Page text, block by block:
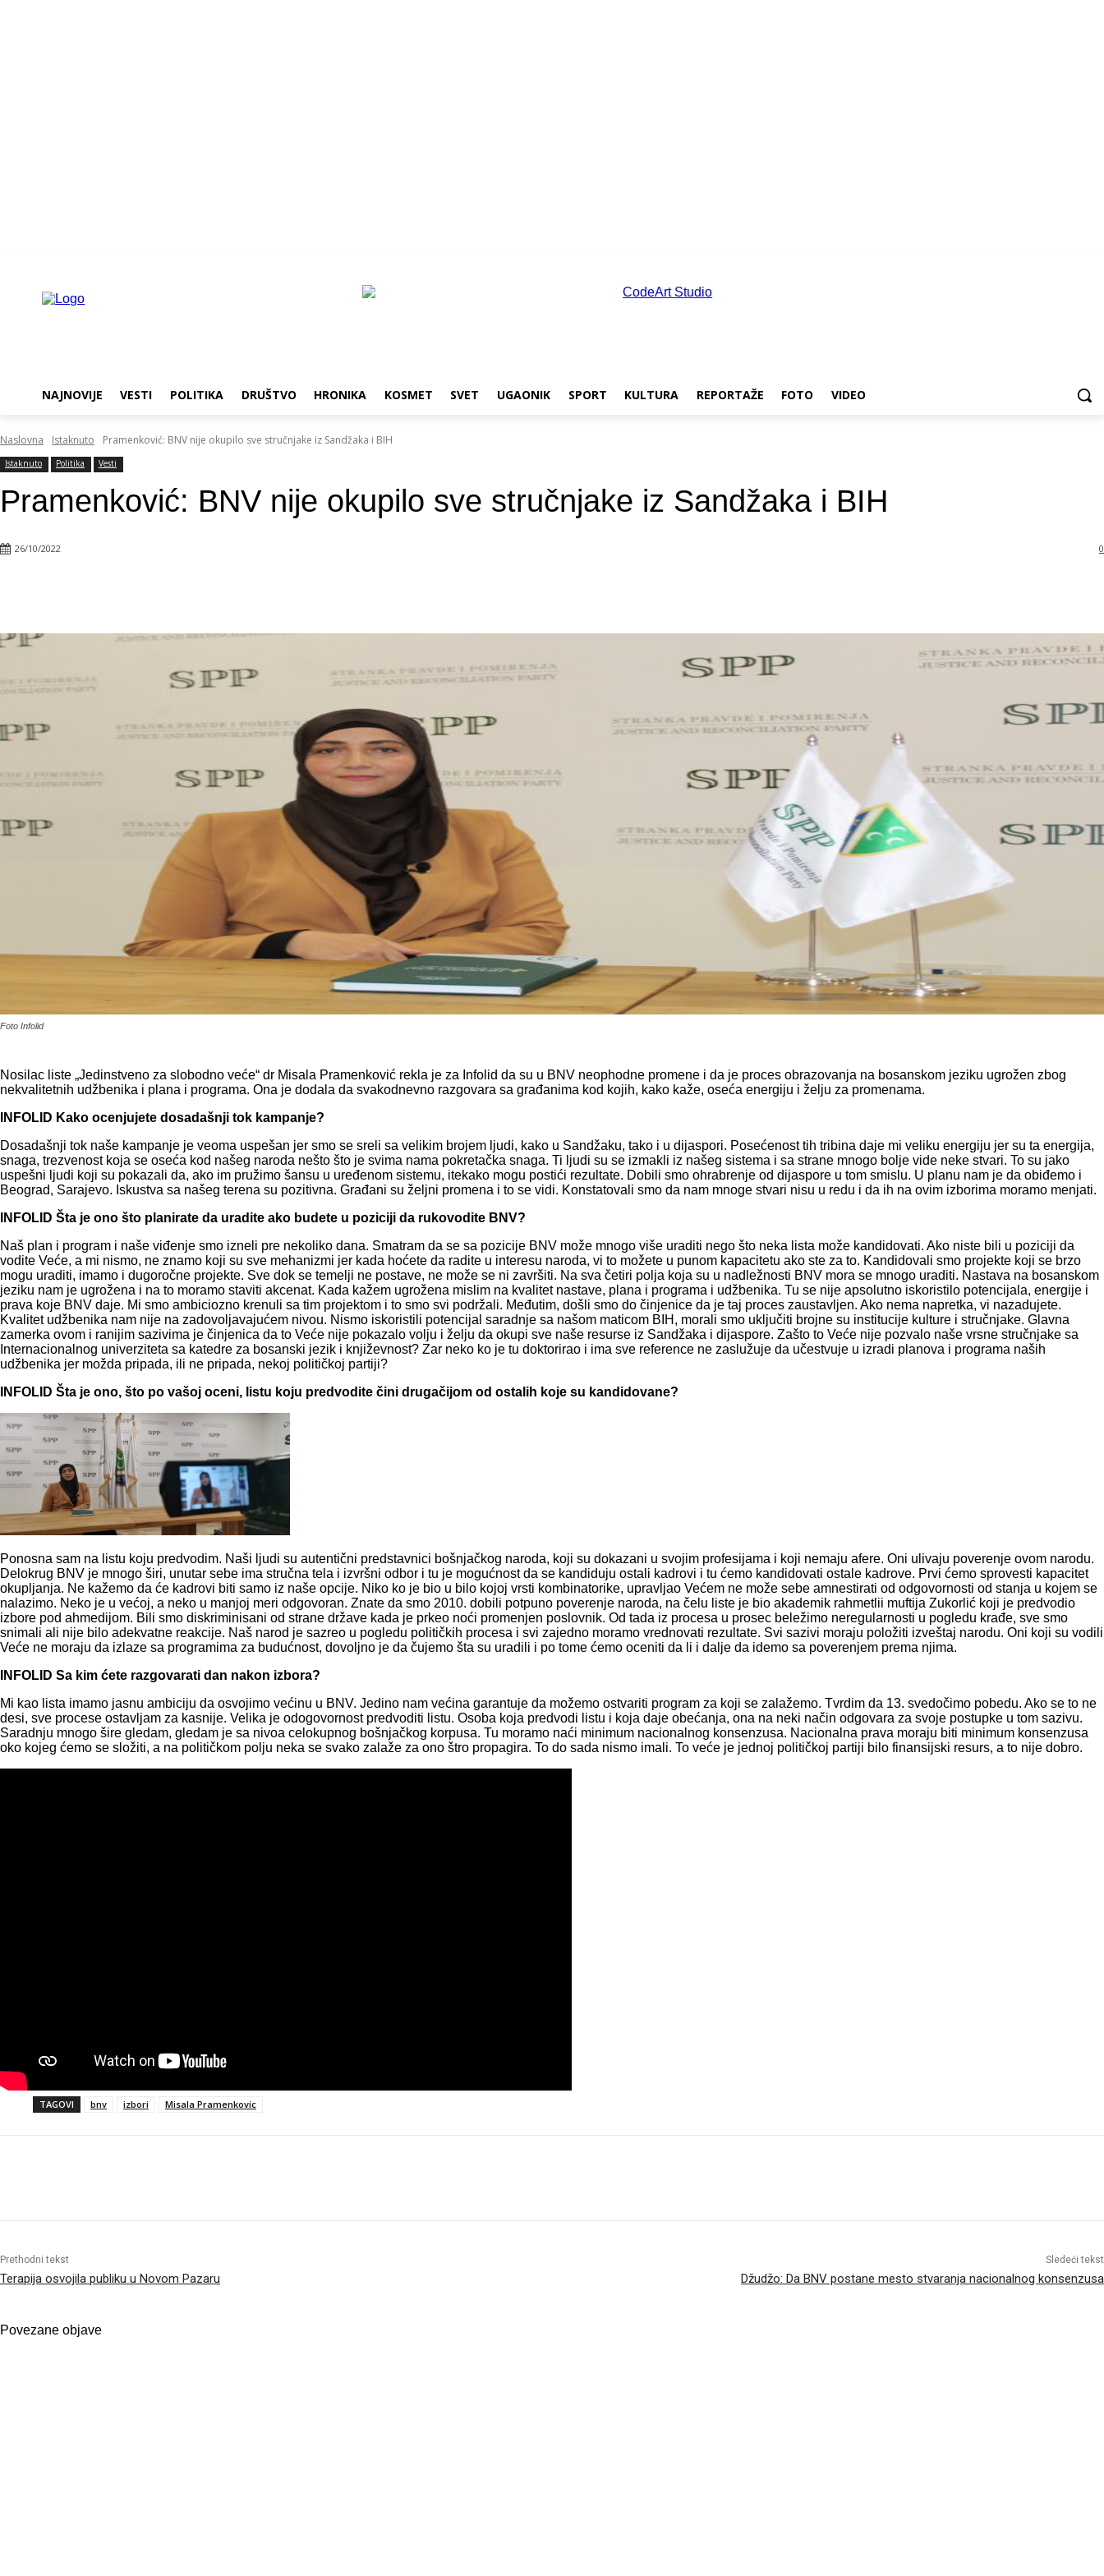
NAJNOVIJE VESTI POLITIKA DRUŠTVO HRONIKA KOSMET SVET UGAONIK SPORT KULTURA REPORTAŽE FOTO VIDEO
Naslovna Istaknuto Pramenković: BNV nije okupilo sve stručnjake iz Sandžaka i BIH
Istaknuto Politika Vesti
Pramenković: BNV nije okupilo sve stručnjake iz Sandžaka i BIH
26/10/2022 0
Foto Infolid
Nosilac liste „Jedinstveno za slobodno veće“ dr Misala Pramenković rekla je za Infolid da su u BNV neophodne promene i da je proces obrazovanja na bosanskom jeziku ugrožen zbog
nekvalitetnih udžbenika i plana i programa. Ona je dodala da svakodnevno razgovara sa građanima kod kojih, kako kaže, oseća energiju i želju za promenama.
INFOLID Kako ocenjujete dosadašnji tok kampanje?
Dosadašnji tok naše kampanje je veoma uspešan jer smo se sreli sa velikim brojem ljudi, kako u Sandžaku, tako i u dijaspori. Posećenost tih tribina daje mi veliku energiju jer su ta energija,
snaga, trezvenost koja se oseća kod našeg naroda nešto što je svima nama pokretačka snaga. Ti ljudi su se izmakli iz našeg sistema i sa strane mnogo bolje vide neke stvari. To su jako
uspešni ljudi koji su pokazali da, ako im pružimo šansu u uređenom sistemu, itekako mogu postići rezultate. Dobili smo ohrabrenje od dijaspore u tom smislu. U planu nam je da obiđemo i
Beograd, Sarajevo. Iskustva sa našeg terena su pozitivna. Građani su željni promena i to se vidi. Konstatovali smo da nam mnoge stvari nisu u redu i da ih na ovim izborima moramo menjati.
INFOLID Šta je ono što planirate da uradite ako budete u poziciji da rukovodite BNV?
Naš plan i program i naše viđenje smo izneli pre nekoliko dana. Smatram da se sa pozicije BNV može mnogo više uraditi nego što neka lista može kandidovati. Ako niste bili u poziciji da
vodite Veće, a mi nismo, ne znamo koji su sve mehanizmi jer kada hoćete da radite u interesu naroda, vi to možete u punom kapacitetu ako ste za to. Kandidovali smo projekte koji se brzo
mogu uraditi, imamo i dugoročne projekte. Sve dok se temelji ne postave, ne može se ni završiti. Na sva četiri polja koja su u nadležnosti BNV mora se mnogo uraditi. Nastava na bosanskom
jeziku nam je ugrožena i na to moramo staviti akcenat. Kada kažem ugrožena mislim na kvalitet nastave, plana i programa i udžbenika. Tu se nije apsolutno iskoristilo potencijala, energije i
prava koje BNV daje. Mi smo ambiciozno krenuli sa tim projektom i to smo svi podržali. Međutim, došli smo do činjenice da je taj proces zaustavljen. Ako nema napretka, vi nazadujete.
Kvalitet udžbenika nam nije na zadovoljavajućem nivou. Nismo iskoristili potencijal saradnje sa našom maticom BIH, morali smo uključiti brojne su institucije kulture i stručnjake. Glavna
zamerka ovom i ranijim sazivima je činjenica da to Veće nije pokazalo volju i želju da okupi sve naše resurse iz Sandžaka i dijaspore. Zašto to Veće nije pozvalo naše vrsne stručnjake sa
Internacionalnog univerziteta sa katedre za bosanski jezik i književnost? Zar neko ko je tu doktorirao i ima sve reference ne zaslužuje da učestvuje u izradi planova i programa naših
udžbenika jer možda pripada, ili ne pripada, nekoj političkoj partiji?
INFOLID Šta je ono, što po vašoj oceni, listu koju predvodite čini drugačijom od ostalih koje su kandidovane?
Ponosna sam na listu koju predvodim. Naši ljudi su autentični predstavnici bošnjačkog naroda, koji su dokazani u svojim profesijama i koji nemaju afere. Oni ulivaju poverenje ovom narodu.
Delokrug BNV je mnogo širi, unutar sebe ima stručna tela i izvršni odbor i tu je mogućnost da se kandiduju ostali kadrovi i tu ćemo kandidovati ostale kadrove. Prvi ćemo sprovesti kapacitet
okupljanja. Ne kažemo da će kadrovi biti samo iz naše opcije. Niko ko je bio u bilo kojoj vrsti kombinatorike, upravljao Većem ne može sebe amnestirati od odgovornosti od stanja u kojem se
nalazimo. Neko je u većoj, a neko u manjoj meri odgovoran. Znate da smo 2010. dobili potpuno poverenje naroda, na čelu liste je bio akademik rahmetlii muftija Zukorlić koji je predvodio
izbore pod ahmedijom. Bili smo diskriminisani od strane države kada je prkeo noći promenjen poslovnik. Od tada iz procesa u prosec beležimo neregularnosti u pogledu krađe, sve smo
snimali ali nije bilo adekvatne reakcije. Naš narod je sazreo u pogledu političkih procesa i svi zajedno moramo vrednovati rezultate. Svi sazivi moraju položiti izveštaj narodu. Oni koji su vodili
Veće ne moraju da izlaze sa programima za budućnost, dovoljno je da čujemo šta su uradili i po tome ćemo oceniti da li i dalje da idemo sa poverenjem prema njima.
INFOLID Sa kim ćete razgovarati dan nakon izbora?
Mi kao lista imamo jasnu ambiciju da osvojimo većinu u BNV. Jedino nam većina garantuje da možemo ostvariti program za koji se zalažemo. Tvrdim da 13. svedočimo pobedu. Ako se to ne
desi, sve procese ostavljam za kasnije. Velika je odogovornost predvoditi listu. Osoba koja predvodi listu i koja daje obećanja, ona na neki način odgovara za svoje postupke u tom sazivu.
Saradnju mnogo šire gledam, gledam je sa nivoa celokupnog bošnjačkog korpusa. Tu moramo naći minimum nacionalnog konsenzusa. Nacionalna prava moraju biti minimum konsenzusa
oko kojeg ćemo se složiti, a na političkom polju neka se svako zalaže za ono štro propagira. To do sada nismo imali. To veće je jednoj političkoj partiji bilo finansijski resurs, a to nije dobro.
TAGOVI bnv izbori Misala Pramenkovic
Prethodni tekst
Terapija osvojila publiku u Novom Pazaru
Sledeći tekst
Džudžo: Da BNV postane mesto stvaranja nacionalnog konsenzusa
Povezane objave